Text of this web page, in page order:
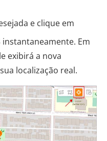
e clique em
Em
exibirá a nova
localização real.